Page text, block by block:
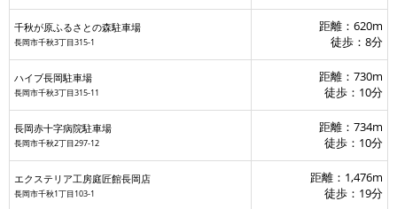
千秋が原ふるさとの森駐車場
駐車場
長岡赤十字病院駐車場
千秋が原ふるさとの森駐車場
長岡市千秋3丁目315-1
距離：620m
徒歩：8分
ハイブ長岡駐車場
長岡市千秋3丁目315-11
距離：730m
徒歩：10分
長岡赤十字病院駐車場
長岡市千秋2丁目297-12
距離：734m
徒歩：10分
エクステリア工房庭匠館長岡店
長岡市千秋1丁目103-1
距離：1,476m
徒歩：19分